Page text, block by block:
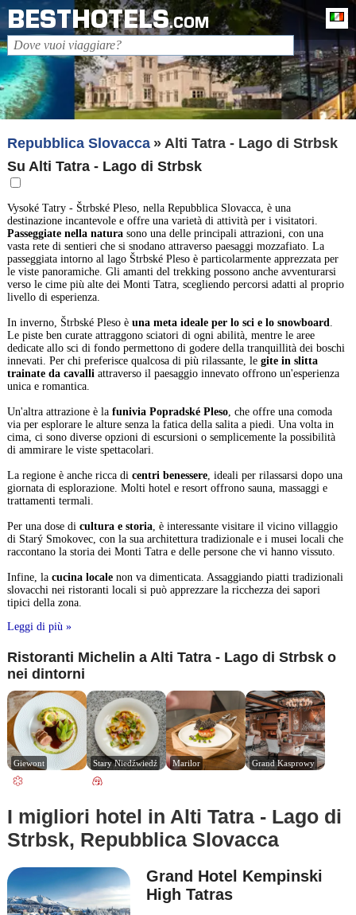
BESTHOTELS.COM
Repubblica Slovacca
Alti Tatra - Lago di Strbsk
Su Alti Tatra - Lago di Strbsk
Vysoké Tatry - Štrbské Pleso, nella Repubblica Slovacca, è una
destinazione incantevole e offre una varietà di attività per i visitatori.
Passeggiate nella naturasono una delle principali attrazioni, con una
vasta rete di sentieri che si snodano attraverso paesaggi mozzafiato. La
passeggiata intorno al lago Štrbské Pleso è particolarmente apprezzata per
le viste panoramiche. Gli amanti del trekking possono anche avventurarsi
verso le cime più alte dei Monti Tatra, scegliendo percorsi adatti al proprio
livello di esperienza.
In inverno, Štrbské Pleso è una meta ideale per lo sci e lo snowboard.
Le piste ben curate attraggono sciatori di ogni abilità, mentre le aree
dedicate allo sci di fondo permettono di godere della tranquillità dei boschi
innevati. Per chi preferisce qualcosa di più rilassante, le gite in slitta
trainate da cavalliattraverso il paesaggio innevato offrono un'esperienza
unica e romantica.
Un'altra attrazione è la funivia Popradské Pleso, che offre una comoda
via per esplorare le alture senza la fatica della salita a piedi. Una volta in
cima, ci sono diverse opzioni di escursioni o semplicemente la possibilità
di ammirare le viste spettacolari.
La regione è anche ricca di centri benessere, ideali per rilassarsi dopo una
giornata di esplorazione. Molti hotel e resort offrono sauna, massaggi e
trattamenti termali.
Per una dose di cultura e storia, è interessante visitare il vicino villaggio
di Starý Smokovec, con la sua architettura tradizionale e i musei locali che
raccontano la storia dei Monti Tatra e delle persone che vi hanno vissuto.
Infine, la cucina localenon va dimenticata. Assaggiando piatti tradizionali
slovacchi nei ristoranti locali si può apprezzare la ricchezza dei sapori
tipici della zona.
Leggi di più »
Ristoranti Michelin a Alti Tatra - Lago di Strbsk o
nei dintorni
Giewont Stary Niedźwiedź Marilor Grand Kasprowy
I migliori hotel in Alti Tatra - Lago di
Strbsk, Repubblica Slovacca
Grand Hotel Kempinski
High Tatras